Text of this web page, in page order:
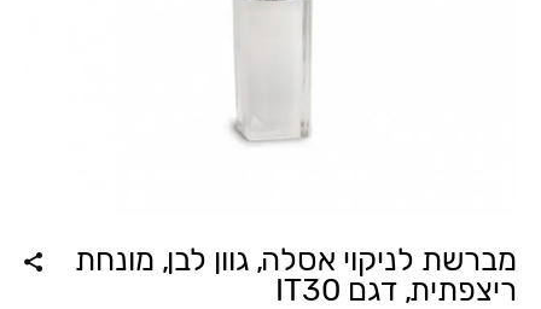
מברשת לניקוי אסלה, גוון לבן, מונחת
ריצפתית, דגם IT30